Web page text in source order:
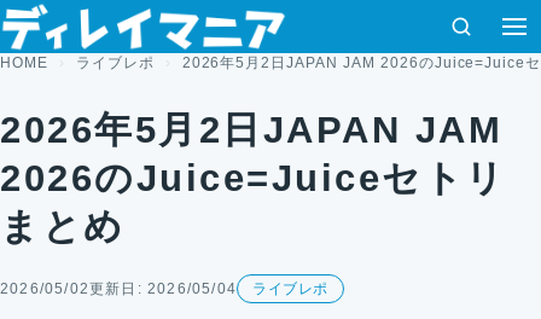
コンテンツへスキップ
検索
HOME ライブレポ 2026年5月2日JAPAN JAM 2026のJuice=Juice
2026年5月2日JAPAN JAM
2026のJuice=Juiceセトリ
まとめ
2026/05/02更新日: 2026/05/04 ライブレポ